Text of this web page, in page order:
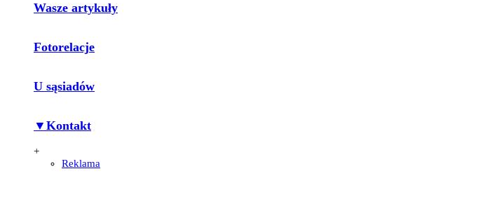
Wasze artykuły
Fotorelacje
U sąsiadów
▼Kontakt
+
Reklama